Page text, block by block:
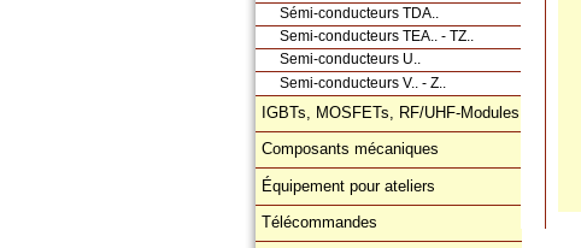
Sémi-conducteurs TDA..
Semi-conducteurs TEA.. - TZ..
Semi-conducteurs U..
Semi-conducteurs V.. - Z..
IGBTs, MOSFETs, RF/UHF-Modules
Composants mécaniques
Équipement pour ateliers
Télécommandes